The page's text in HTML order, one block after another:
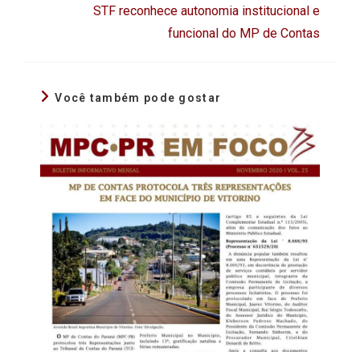
STF reconhece autonomia institucional e
funcional do MP de Contas
Você também pode gostar